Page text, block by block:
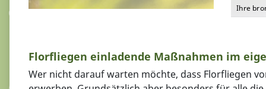
Ihre
Florfliegen einladende Maßnahmen im
Wer nicht darauf warten möchte, dass Florfliegen